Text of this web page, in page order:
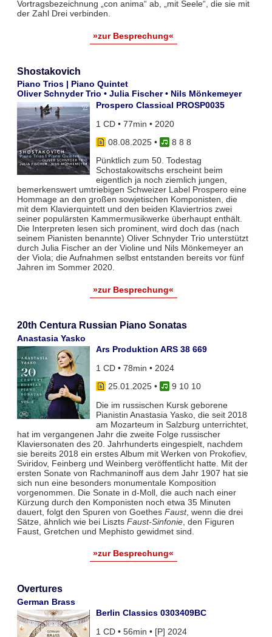
Vortragsbezeichnung „con anima“ ab, „mit Seele“, die sie mit
der Zahl Drei verbinden.
»zur Besprechung«
Shostakovich
Piano Trios | Piano Quintet
Oliver Schnyder Trio • Julia Fischer • Nils Mönkemeyer
Prospero Classical PROSP0035
1 CD • 77min • 2020
08.08.2025•
8 8 8
Pünktlich zum 50. Todestag
Schostakowitschs erscheint beim
eigentlich ja noch ziemlich jungen,
bemerkenswert umtriebigen Schweizer Label Prospero eine
Hommage an den großen sowjetischen Komponisten, die
mit dem Klavierquintett und den beiden Klaviertrios zwei
seiner populärsten Kammermusikwerke überhaupt enthält.
Die Interpreten lesen sich prominent, wird doch das (nach
seinem Pianisten benannte) Oliver Schnyder Trio unterstützt
durch Julia Fischer an der Violine und Nils Mönkemeyer an
der Viola; die Aufnahmen selbst entstanden bereits vor fünf
Jahren im Sommer 2020.
»zur Besprechung«
20th Centura Russian Piano Sonatas
Anastasia Yasko
Ars Produktion ARS 38 669
1 CD • 78min • 2024
25.01.2025•
9 10 10
Die im russischen Kursk geborene
Pianistin Anastasia Yasko, die seit 2018
am Mozarteum in Salzburg unterrichtet,
hat im vergangenen Jahr die zweite Folge russischer
Klaviersonaten des 20. Jahrhunderts eingespielt, nachdem
sie bereits 2018 ein erstes Album mit Werken von Prokofiev,
Sviridov, Feinberg und Weinberg veröffentlicht hatte. Mit der
ersten Sonate von Rachmaninoff aus dem Jahr 1907 hat sie
sich nun eine besonders monumentale Komposition
vorgenommen. Die Sonate in d-Moll, die auch nach einer
Kürzung durch den Komponisten noch etwa 35 Minuten
dauert, folgt den Spuren von Goethes Faust, wenn die drei
Sätze, ähnlich wie bei Liszts Faust-Sinfonie, den Figuren
Faust, Gretchen und Mephisto gewidmet sind.
»zur Besprechung«
Overtures
German Brass
Berlin Classics 0303409BC
1 CD • 56min • [P] 2024